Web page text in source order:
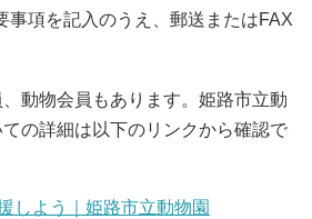
事項を記入のうえ、郵送またはFAX
、動物会員もあります。姫路市立動
の詳細は以下のリンクから確認で
しよう｜姫路市立動物園